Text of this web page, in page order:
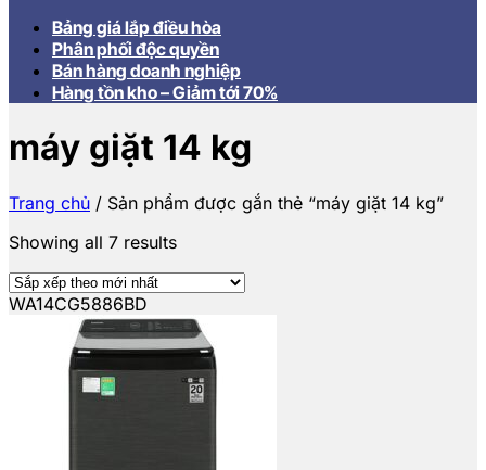
Bảng giá lắp điều hòa
Phân phối độc quyền
Bán hàng doanh nghiệp
Hàng tồn kho – Giảm tới 70%
máy giặt 14 kg
Trang chủ / Sản phẩm được gắn thẻ “máy giặt 14 kg”
Showing all 7 results
WA14CG5886BD